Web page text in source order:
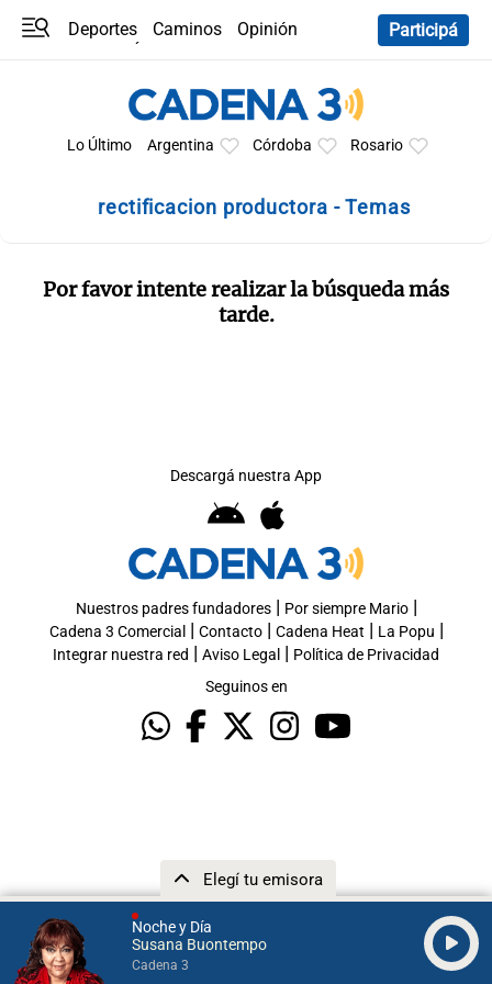
Noche y Día
Susana Buontempo
Cadena 3
Elegí tu emisora
Deportes Caminos
Opinión
Participá
Lo Último Argentina Córdoba Rosario
rectificacion productora - Temas
Por favor intente realizar la búsqueda más
tarde.
Descargá nuestra App
Nuestros padres fundadores| Por siempre Mario|
Cadena 3 Comercial | Contacto| Cadena Heat | La Popu |
Integrar nuestra red | Aviso Legal | Política de Privacidad
Seguinos en